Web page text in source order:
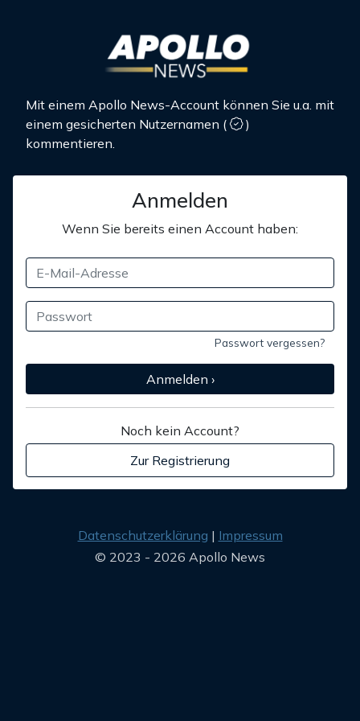
Mit einem Apollo News-Account können Sie u.a. mit
einem gesicherten Nutzernamen (
)
kommentieren.
Anmelden
Wenn Sie bereits einen Account haben:
Passwort vergessen?
Anmelden ›
Noch kein Account?
Zur Registrierung
Datenschutzerklärung
Impressum
© 2023 - 2026 Apollo News